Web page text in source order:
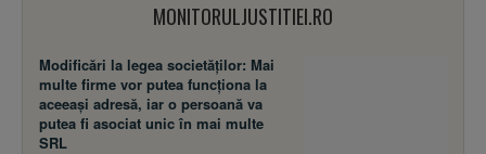
MONITORULJUSTITIEI.RO
Modificări la legea societăţilor: Mai
multe firme vor putea funcţiona la
aceeaşi adresă, iar o persoană va
putea fi asociat unic în mai multe
SRL